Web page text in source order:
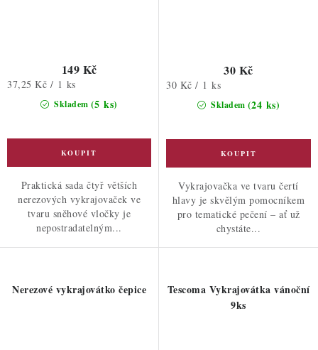
Skladem (5 ks)
149 Kč
Měrná
37,25 Kč / 1 ks
Praktická sada čtyř větších
nerezových vykrajovaček ve
tvaru sněhové vločky je
nepostradatelným...
Skladem (24 ks)
30 Kč
Měrná
30 Kč / 1 ks
Vykrajovačka ve tvaru čertí
hlavy je skvělým pomocníkem
pro tematické pečení – ať už
chystáte...
Nerezové vykrajovátko čepice
Tescoma Vykrajovátka vánoční
9ks